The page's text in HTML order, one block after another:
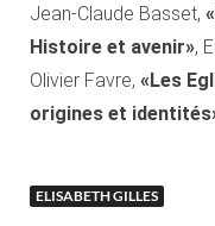
Jean-Claude Basset,
Histoire et avenir»,
Olivier Favre, «Les
origines et
ELISABETH GILLES